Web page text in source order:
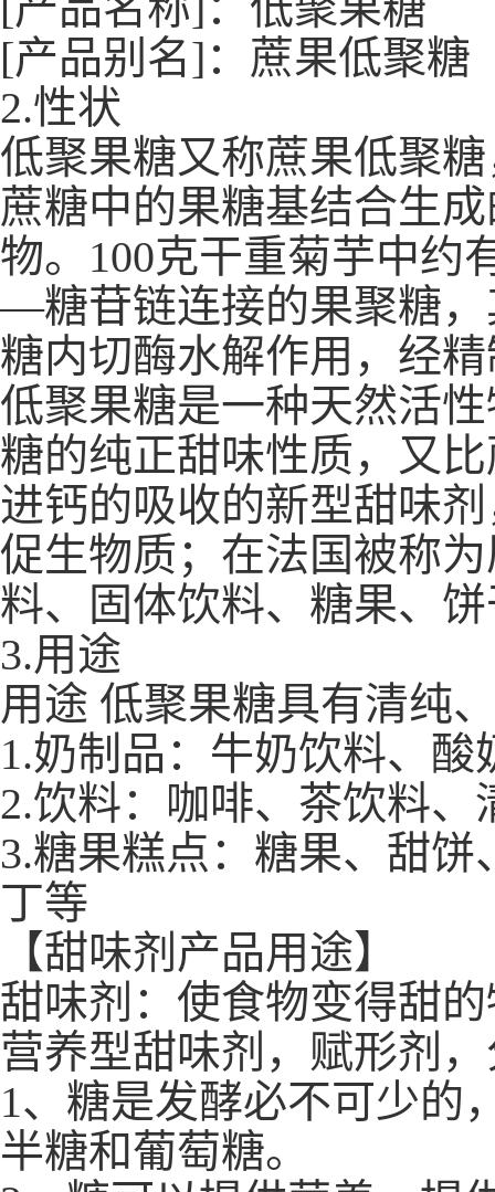
[产品别名]：蔗果低聚糖
2.性状
低聚果糖又称蔗果低聚
蔗糖中的果糖基结合生
物。100克干重菊芋中
—糖苷链连接的果聚糖，
糖内切酶水解作用，经
低聚果糖是一种天然活
糖的纯正甜味性质，又
进钙的吸收的新型甜味
促生物质；在法国被称
料、固体饮料、糖果、
3.用途
用途 低聚果糖具有清纯
1.奶制品：牛奶饮料、
2.饮料：咖啡、茶饮料
3.糖果糕点：糖果、甜
丁等
【甜味剂产品用途】
甜味剂：使食物变得甜
营养型甜味剂，赋形剂
1、糖是发酵必不可少的
半糖和葡萄糖。